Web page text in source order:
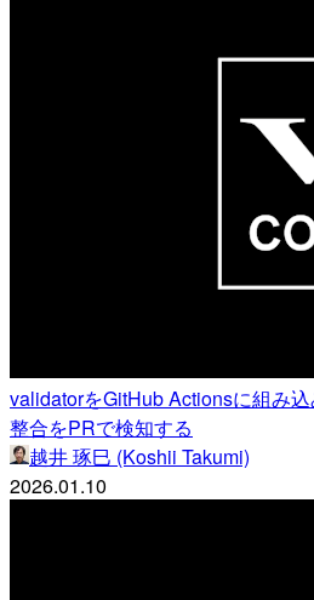
validatorをGitHub Actionsに組み
整合をPRで検知する
越井 琢巳 (Koshii Takumi)
2026.01.10